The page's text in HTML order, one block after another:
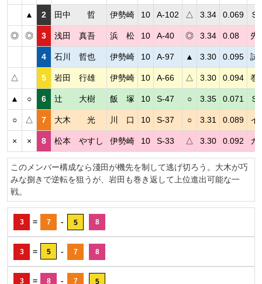
▲ 2 田中 哲 伊勢崎 10 A-102 △ 3.34 0.069 Ｓ
◎ ◎ 3 浅田 真吾 浜 松 10 A-40 ◎ 3.34 0.08 先
4 石川 哲也 伊勢崎 10 A-97 ▲ 3.30 0.095 試
△ 5 岩田 行雄 伊勢崎 10 A-66 △ 3.30 0.094 巻
▲ ○ 6 辻 大樹 飯 塚 10 S-47 ○ 3.35 0.071 Ｓ
○ △ 7 大木 光 川 口 10 S-37 ○ 3.31 0.089 イ
× × 8 松本 やすし 伊勢崎 10 S-33 △ 3.30 0.092 カ
このメンバー構成なら淺田が機先を制して逃げ切ろう。大木が巧
みな捌きで逆転を狙うが、岩田も巻き返して上位進出可能な一
戦。
3 = 7 - 5 8
3 = 5 - 7 8
3 = 8 - 7 5